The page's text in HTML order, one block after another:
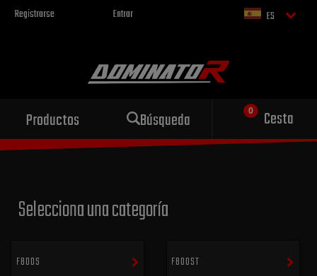
Registrarse Entrar ES
Productos Búsqueda Cesta
Escape deportivo
para tu motocicleta
Selecciona una categoría
F800S F800ST